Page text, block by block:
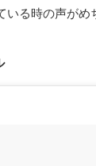
いる時の声がめ